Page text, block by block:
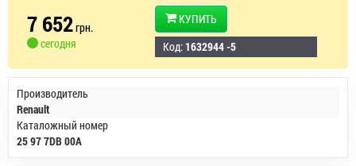
7 652грн.
сегодня
КУПИТЬ
Код: 1632944 -5
Производитель
Renault
Каталожный номер
25 97 7DB 00A